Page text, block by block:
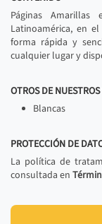
Páginas
Latinoamérica, en
forma rápida y
cualquier lugar y
OTROS DE
Blancas
PROTECCIÓN DE
La política de
consultada en